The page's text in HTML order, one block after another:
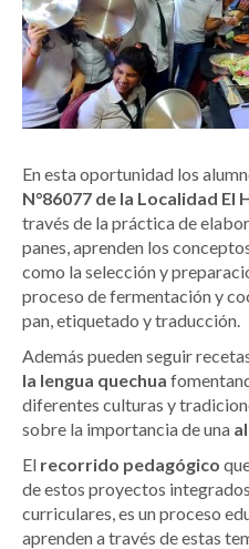
En esta oportunidad los
N°86077 de la Localidad El
través de la práctica de
panes, aprenden los
como la selección y
proceso de fermentación y
pan, etiquetado y traducción.
Además pueden seguir
la lengua quechua
diferentes culturas y
sobre la importancia de una
El recorrido pedagógico
de estos proyectos
curriculares, es un proceso
aprenden a través de estas